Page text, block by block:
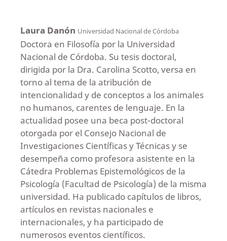
Laura Danón Universidad Nacional de Córdoba
Doctora en Filosofía por la Universidad
Nacional de Córdoba. Su tesis doctoral,
dirigida por la Dra. Carolina Scotto, versa en
torno al tema de la atribución de
intencionalidad y de conceptos a los animales
no humanos, carentes de lenguaje. En la
actualidad posee una beca post-doctoral
otorgada por el Consejo Nacional de
Investigaciones Científicas y Técnicas y se
desempeña como profesora asistente en la
Cátedra Problemas Epistemológicos de la
Psicología (Facultad de Psicología) de la misma
universidad. Ha publicado capítulos de libros,
artículos en revistas nacionales e
internacionales, y ha participado de
numerosos eventos científicos.